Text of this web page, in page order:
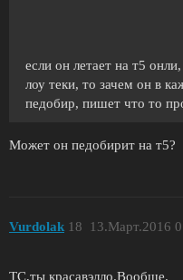
если он летает на т5
лоу теки, то зачем он в
педобир, пишет что то
Может он педобирит на т5?
Vurdolak 13.Март.2016
18
ТС,ты красавэлло.Вообще.